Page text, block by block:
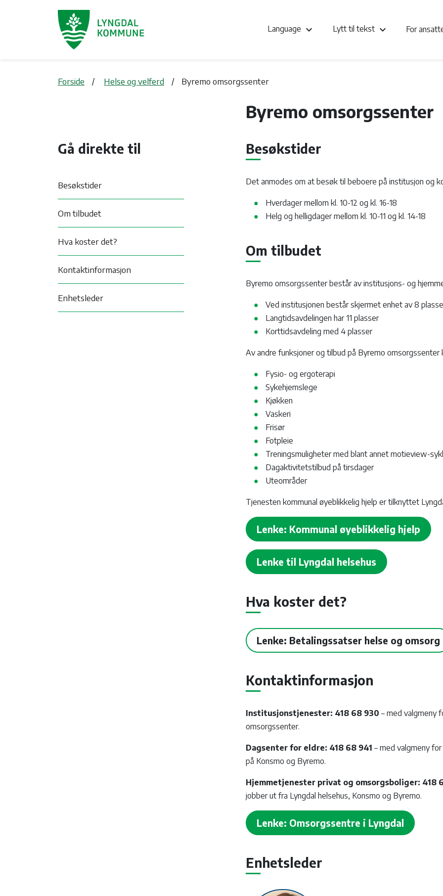
Language keyboard_arrow_down Lytt til tekst keyboard_arrow_down For
Forside Helse og velferd Byremo omsorgssenter
Byremo omsorgssenter
Gå direkte til
Besøkstider
Om tilbudet
Hva koster det?
Kontaktinformasjon
Enhetsleder
Besøkstider
Det anmodes om at besøk til beboere på institusjon og
Hverdager mellom kl. 10-12 og kl. 16-18
Helg og helligdager mellom kl. 10-11 og kl. 14-18
Om tilbudet
Byremo omsorgssenter består av institusjons- og
Ved institusjonen består skjermet enhet av 8
Langtidsavdelingen har 11 plasser
Korttidsavdeling med 4 plasser
Av andre funksjoner og tilbud på Byremo omsorgssenter
Fysio- og ergoterapi
Sykehjemslege
Kjøkken
Vaskeri
Frisør
Fotpleie
Treningsmuligheter med blant annet motieview-
Dagaktivitetstilbud på tirsdager
Uteområder
Tjenesten kommunal øyeblikkelig hjelp er tilknyttet
Lenke: Kommunal øyeblikkelig hjelp
Lenke til Lyngdal helsehus
Hva koster det?
Lenke: Betalingssatser helse og omsorg
Kontaktinformasjon
Institusjonstjenester: 418 68 930 – med valgmeny
omsorgssenter.
Dagsenter for eldre: 418 68 941 – med valgmeny
på Konsmo og Byremo.
Hjemmetjenester privat og omsorgsboliger: 418
jobber ut fra Lyngdal helsehus, Konsmo og Byremo.
Lenke: Omsorgssentre i Lyngdal
Enhetsleder